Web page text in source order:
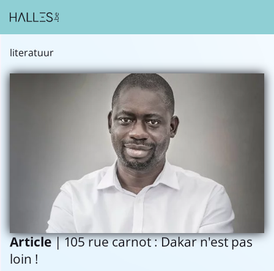
literatuur
Article| 105 rue carnot : Dakar n'est pas
loin !